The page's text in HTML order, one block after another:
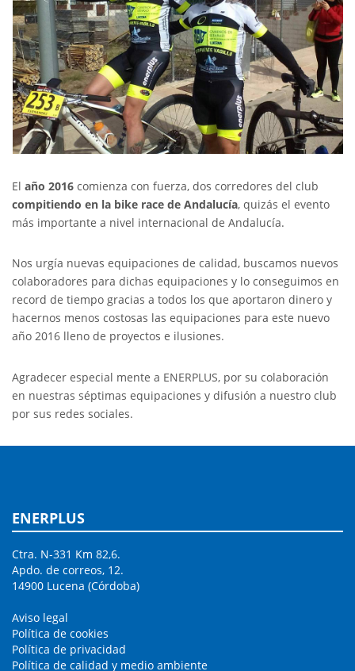
El año 2016 comienza con fuerza, dos corredores del club
compitiendo en la bike race de Andalucía, quizás el evento
más importante a nivel internacional de Andalucía.
Nos urgía nuevas equipaciones de calidad, buscamos nuevos
colaboradores para dichas equipaciones y lo conseguimos en
record de tiempo gracias a todos los que aportaron dinero y
hacernos menos costosas las equipaciones para este nuevo
año 2016 lleno de proyectos e ilusiones.
Agradecer especial mente a ENERPLUS, por su colaboración
en nuestras séptimas equipaciones y difusión a nuestro club
por sus redes sociales.
ENERPLUS
Ctra. N-331 Km 82,6.
Apdo. de correos, 12.
14900 Lucena (Córdoba)
Aviso legal
Política de cookies
Política de privacidad
Política de calidad y medio ambiente